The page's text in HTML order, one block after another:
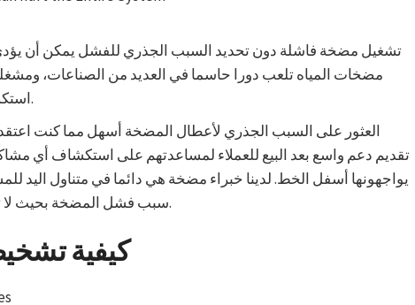
تشغيل مضخة فاشلة دون تحديد السبب الجذري للفشل يمكن أن
مضخات المياه تلعب دورا حاسما في العديد من الصناعات،
استكشاف الأخطاء لحل السبب الجذري.
العثور على السبب الجذري لأعطال المضخة أسهل مما كنت اعتقد.
يواجهونها أسفل الخط. لدينا خبراء مضخة هي دائما في متناول اليد
سبب فشل المضخة بحيث لا تكون مضطربا مع الفشل المتكررة.
كيفية